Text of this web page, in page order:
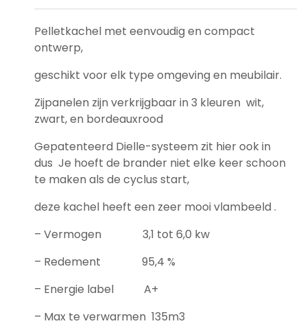
Pelletkachel met eenvoudig en compact
ontwerp,
geschikt voor elk type omgeving en meubilair.
Zijpanelen zijn verkrijgbaar in 3 kleuren wit,
zwart, en bordeauxrood
Gepatenteerd Dielle-systeem zit hier ook in
dus Je hoeft de brander niet elke keer schoon
te maken als de cyclus start,
deze kachel heeft een zeer mooi vlambeeld .
– Vermogen 3,1 tot 6,0 kw
– Redement 95,4 %
– Energie label A+
– Max te verwarmen 135m3